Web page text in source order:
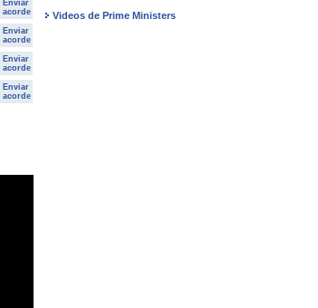
Enviar
acorde
Enviar
acorde
Enviar
acorde
Enviar
acorde
Videos de Prime Ministers